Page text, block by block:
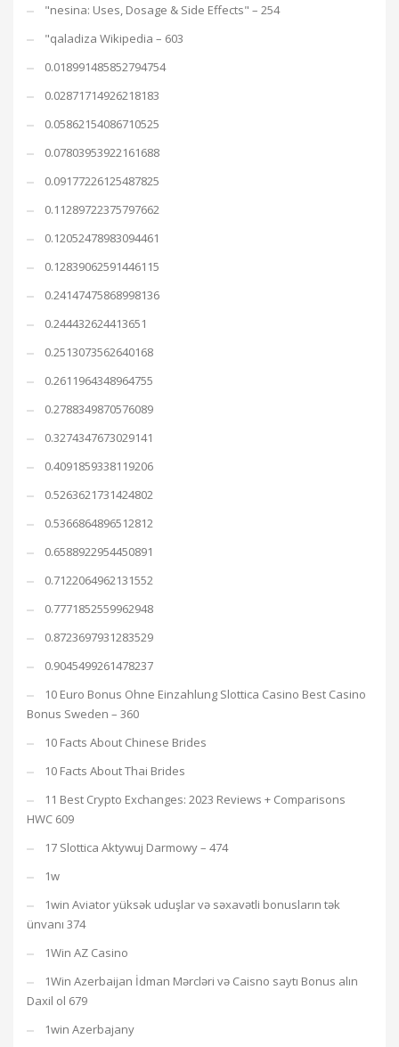
"nesina: Uses, Dosage & Side Effects" – 254
"qaladiza Wikipedia – 603
0.018991485852794754
0.02871714926218183
0.05862154086710525
0.07803953922161688
0.09177226125487825
0.11289722375797662
0.12052478983094461
0.12839062591446115
0.24147475868998136
0.244432624413651
0.2513073562640168
0.2611964348964755
0.2788349870576089
0.3274347673029141
0.4091859338119206
0.5263621731424802
0.5366864896512812
0.6588922954450891
0.7122064962131552
0.7771852559962948
0.8723697931283529
0.9045499261478237
10 Euro Bonus Ohne Einzahlung Slottica Casino Best Casino
Bonus Sweden – 360
10 Facts About Chinese Brides
10 Facts About Thai Brides
11 Best Crypto Exchanges: 2023 Reviews + Comparisons
HWC 609
17 Slottica Aktywuj Darmowy – 474
1w
1win Aviator yüksək uduşlar və səxavətli bonusların tək
ünvanı 374
1Win AZ Casino
1Win Azerbaijan İdman Mərcləri və Caisno saytı Bonus alın
Daxil ol 679
1win Azerbajany